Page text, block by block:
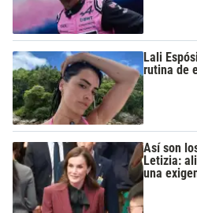
Lali
rutina de
Así son
Letizia:
una